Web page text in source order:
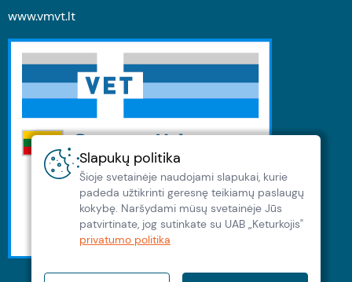
Slapukų politika
Šioje svetainėje naudojami slapukai, kurie
padeda užtikrinti geresnę teikiamų paslaugų
kokybę. Naršydami müsų svetainėje Jūs
patvirtinate, jog sutinkate su UAB „Keturkojis"
privatumo politika
www.vmvt.lt